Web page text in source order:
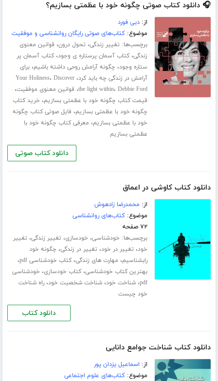
🎧 دانلود کتاب صوتی چگونه خود با عظمتی بسازیم؟
از:دبی فورد
موضوع:کتاب‌های صوتی رایگان روانشناسی و موفقیت
برچسب‌ها: تغییر زندگی، تحول درون، قوانین معنوی
زندگی،کتاب آسمان پرستاره ی وجود،کتاب آسمان پر
ستاره وجود، چگونه آرامش روحی داشته باشیم،برای
آرامش در زندگی چه باید کرد، Your Holiness، Discover
the light within، Debbie Ford ، قوانین معنوی موفقیت،
قیمت کتاب چگونه خود با عظمتی بسازیم، خرید کتاب
چگونه خود با عظمتی بسازیم، فایل صوتی کتاب چگونه
خود با عظمتی بسازیم، معرفی کتاب چگونه خود با
عظمتی بسازیم
دانلود کتاب صوتی
دانلود کتاب کاوشی در اعماق
از: محمدرضا زادهوش
موضوع:کتاب‌های روانشناسی
۷۲ صفحه
برچسب‌ها: خودشناسی، خودسازی، تغییر زندگی، تغییر
خود، تغییر در خود، تغییر در زندگی، چگونه خود
رابشناسیم، مهارت های زندگی،کتاب خودشناسی pdf ،
بهترین کتاب خودشناسی،کتاب خودسازی، خودشناسی
pdf،شناخت خود،شناخت شخصیت خود،راه شناخت
خود چیست
دانلود کتاب
دانلود کتاب شناخت جوامع دانایی
از: اسماعیل یزدان پور
موضوع:کتاب‌های علوم اجتماعی